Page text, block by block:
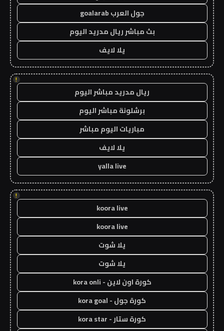
جول العرب goalarab
بث مباشر ريال مدريد اليوم
يلا لايف
!
ريال مدريد مباشر اليوم
برشلونة مباشر اليوم
مباريات اليوم مباشر
يلا لايف
yalla live
!
koora live
koora live
يلا شوت
يلا شوت
كورة اون لاين - kora onli
كورة جول - kora goal
كورة ستار - kora star